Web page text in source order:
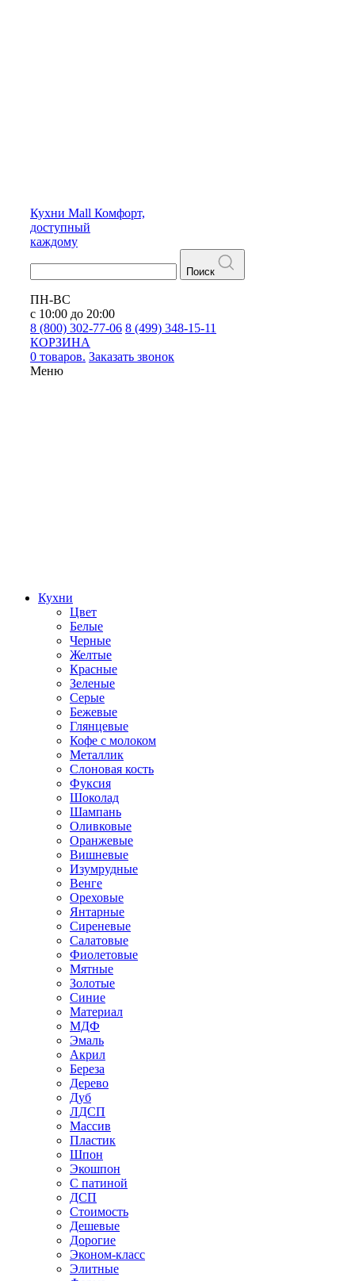
Кухни Mall Комфорт,
доступный
каждому
Поиск
ПН-ВС
с 10:00 до 20:00
8 (800) 302-77-06 8 (499) 348-15-11
КОРЗИНА
0 товаров. Заказать звонок
Меню
Кухни
Цвет
Белые
Черные
Желтые
Красные
Зеленые
Серые
Бежевые
Глянцевые
Кофе с молоком
Металлик
Слоновая кость
Фуксия
Шоколад
Шампань
Оливковые
Оранжевые
Вишневые
Изумрудные
Венге
Ореховые
Янтарные
Сиреневые
Салатовые
Фиолетовые
Мятные
Золотые
Синие
Материал
МДФ
Эмаль
Акрил
Береза
Дерево
Дуб
ЛДСП
Массив
Пластик
Шпон
Экошпон
С патиной
ДСП
Стоимость
Дешевые
Дорогие
Эконом-класс
Элитные